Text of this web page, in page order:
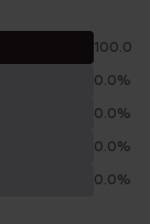
100.0%
0.0%
0.0%
0.0%
0.0%